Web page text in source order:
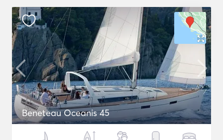
Beneteau Oceanis 45